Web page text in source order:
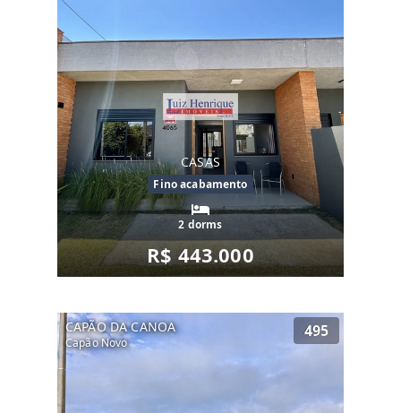
CASAS
Fino acabamento
2 dorms
R$ 443.000
CAPÃO DA CANOA
Capão Novo
495